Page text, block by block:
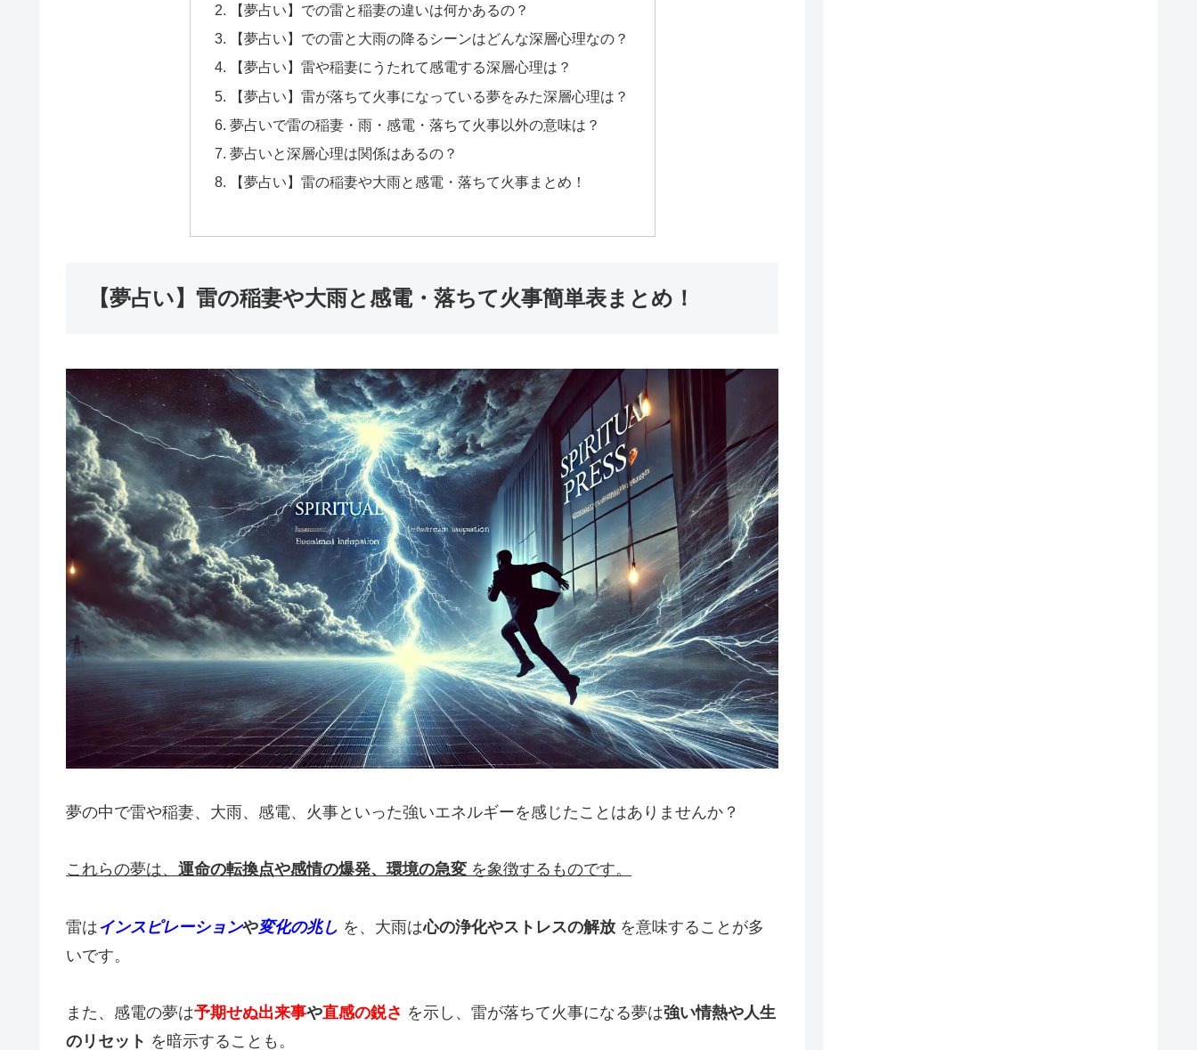
【夢占い】での雷と稲妻の違いは何かあるの？
【夢占い】での雷と大雨の降るシーンはどんな深層心理なの？
【夢占い】雷や稲妻にうたれて感電する深層心理は？
【夢占い】雷が落ちて火事になっている夢をみた深層心理は？
夢占いで雷の稲妻・雨・感電・落ちて火事以外の意味は？
夢占いと深層心理は関係はあるの？
【夢占い】雷の稲妻や大雨と感電・落ちて火事まとめ！
【夢占い】雷の稲妻や大雨と感電・落ちて火事簡単表まとめ！
夢の中で雷や稲妻、大雨、感電、火事といった強いエネルギーを感じたことはありませんか？
これらの夢は、 運命の転換点や感情の爆発、環境の急変 を象徴するものです。
雷はインスピレーションや変化の兆し を、大雨は心の浄化やストレスの解放 を意味することが多
いです。
また、感電の夢は予期せぬ出来事や直感の鋭さ を示し、雷が落ちて火事になる夢は強い情熱や人生
のリセット を暗示することも。